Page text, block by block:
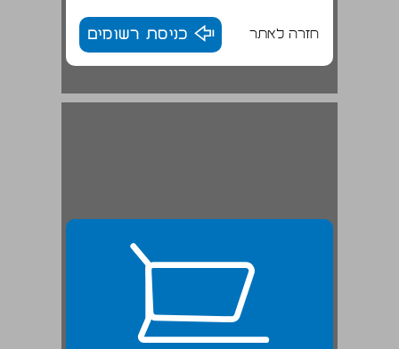
חזרה לאתר כניסת רשומים